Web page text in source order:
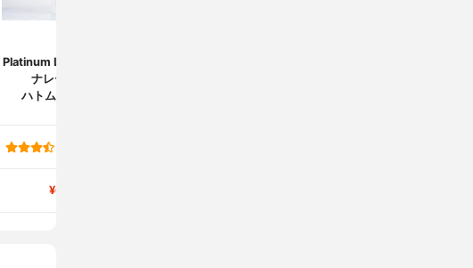
Platinum Label(プラチ
ナレーベル)
ハトムギ化粧水
¥619